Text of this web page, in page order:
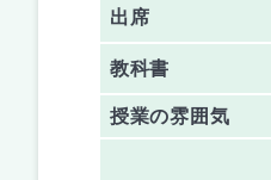
出席
教科書
授業の雰囲気